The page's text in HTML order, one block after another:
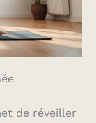
de réveiller